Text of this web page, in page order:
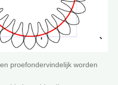
proefondervindelijk worden